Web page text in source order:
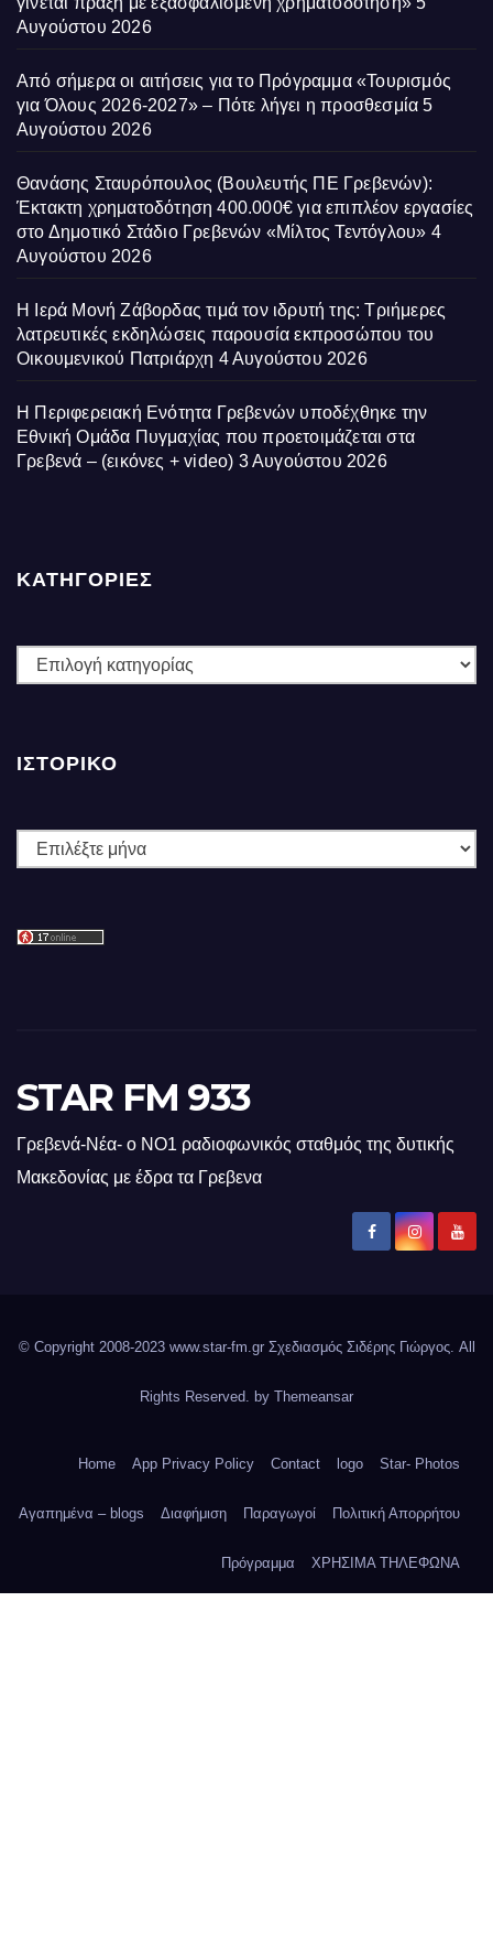
Αυγούστου 2026
Από σήμερα οι αιτήσεις για το Πρόγραμμα «Τουρισμός
για Όλους 2026-2027» – Πότε λήγει η προσθεσμία 5
Αυγούστου 2026
Θανάσης Σταυρόπουλος (Βουλευτής ΠΕ Γρεβενών):
Έκτακτη χρηματοδότηση 400.000€ για επιπλέον εργασίες
στο Δημοτικό Στάδιο Γρεβενών «Μίλτος Τεντόγλου» 4
Αυγούστου 2026
Η Ιερά Μονή Ζάβορδας τιμά τον ιδρυτή της: Τριήμερες
λατρευτικές εκδηλώσεις παρουσία εκπροσώπου του
Οικουμενικού Πατριάρχη 4 Αυγούστου 2026
Η Περιφερειακή Ενότητα Γρεβενών υποδέχθηκε την
Εθνική Ομάδα Πυγμαχίας που προετοιμάζεται στα
Γρεβενά – (εικόνες + video) 3 Αυγούστου 2026
ΚΑΤΗΓΟΡΙΕΣ
ΚΑΤΗΓΟΡΙΕΣ
ΙΣΤΟΡΙΚΌ
Ιστορικό
STAR FM 933
Γρεβενά-Νέα- ο ΝΟ1 ραδιοφωνικός σταθμός της δυτικής
Μακεδονίας με έδρα τα Γρεβενα
© Copyright 2008-2023 www.star-fm.gr Σχεδιασμός Σιδέρης Γιώργος. All
Rights Reserved. by Themeansar
Home App Privacy Policy Contact logo Star- Photos
Αγαπημένα – blogs Διαφήμιση Παραγωγοί Πολιτική Απορρήτου
Πρόγραμμα ΧΡΗΣΙΜΑ ΤΗΛΕΦΩΝΑ